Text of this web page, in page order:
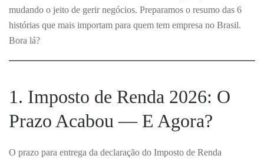
mudando o jeito de gerir negócios. Preparamos o resumo das 6
histórias que mais importam para quem tem empresa no Brasil.
Bora lá?
1. Imposto de Renda 2026: O
Prazo Acabou — E Agora?
O prazo para entrega da declaração do Imposto de Renda